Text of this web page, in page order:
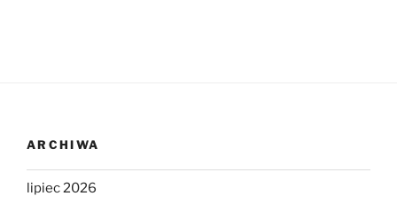
ARCHIWA
lipiec 2026